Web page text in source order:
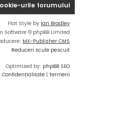
urile forumului
Flat Style by Ian Bradley
Software © phpBB Limited
MX-Publisher CMS
Reduceri scule pescuit
Optimized by: phpBB SEO
Confidențialitate | Termeni